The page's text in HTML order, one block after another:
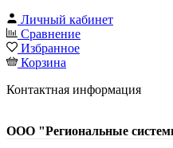
Личный кабинет
Сравнение
Избранное
Корзина
Контактная информация
ООО "Региональные